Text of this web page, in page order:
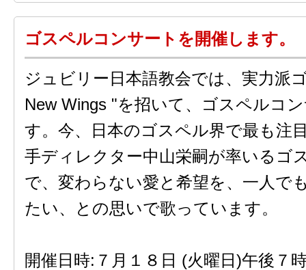
ゴスペルコンサートを開催します。
ジュビリー日本語教会では、実力派
New Wings "を招いて、ゴスペルコ
す。今、日本のゴスペル界で最も注
手ディレクター中山栄嗣が率いるゴ
で、変わらない愛と希望を、一人で
たい、との思いで歌っています。
開催日時:７月１８日 (火曜日)午後７